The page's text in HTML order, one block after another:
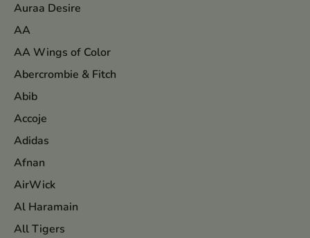
Auraa Desire
AA
AA Wings of Color
Abercrombie & Fitch
Abib
Accoje
Adidas
Afnan
AirWick
Al Haramain
All Tigers